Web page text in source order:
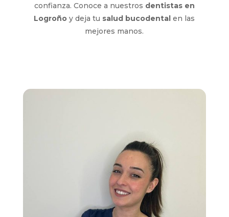
confianza. Conoce a nuestros dentistas en
Logroño y deja tu salud bucodental en las
mejores manos.